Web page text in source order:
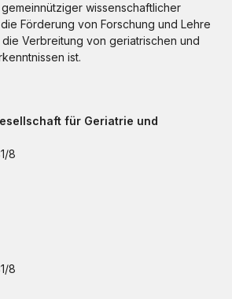
wissenschaftlicher
Förderung von Forschung und Lehre
Verbreitung von geriatrischen und
ist.
für Geriatrie und
8
8